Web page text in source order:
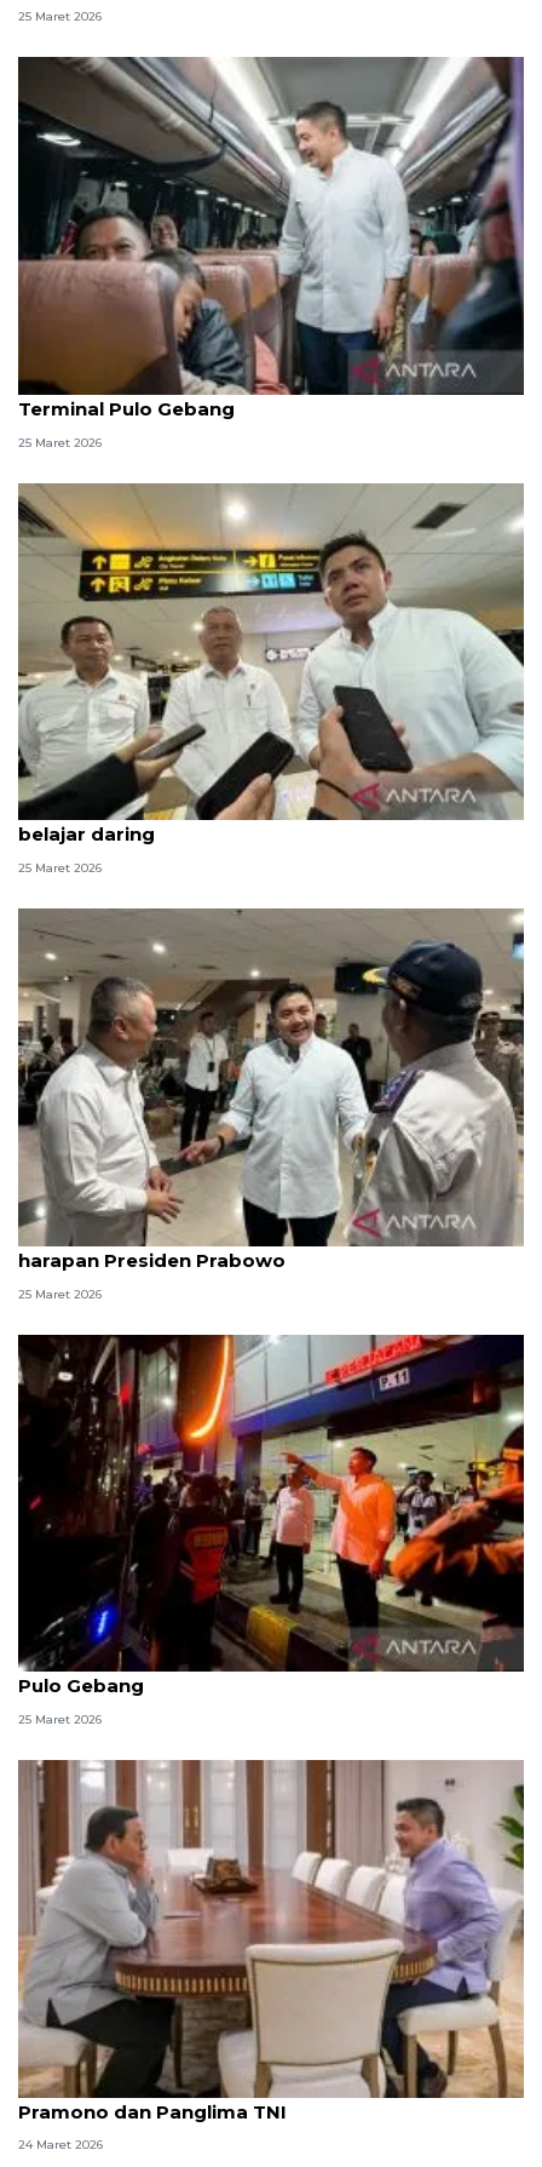
25 Maret 2026
Seskab dan Menhub tinjau puncak arus balik di
Terminal Pulo Gebang
25 Maret 2026
Kemarin, Seskab Teddy silaturahmi Idul Fitri hingga
belajar daring
25 Maret 2026
Seskab Teddy sebut angkutan Lebaran sesuai
harapan Presiden Prabowo
25 Maret 2026
Menhub dan Seskab pantau arus balik di Terminal
Pulo Gebang
25 Maret 2026
Idul Fitri, Seskab Teddy silaturahmi dengan
Pramono dan Panglima TNI
24 Maret 2026